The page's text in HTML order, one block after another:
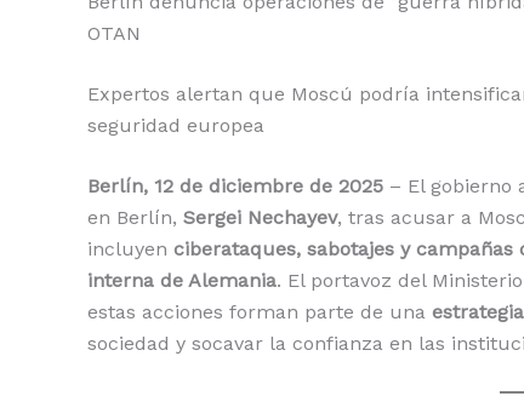
OTAN
Expertos alertan que Moscú podría
seguridad europea
Berlín, 12 de diciembre de 2025 – El gobierno
en Berlín, Sergei Nechayev, tras acusar a
incluyen ciberataques, sabotajes y
interna de Alemania. El portavoz del
estas acciones forman parte de una
sociedad y socavar la confianza en las